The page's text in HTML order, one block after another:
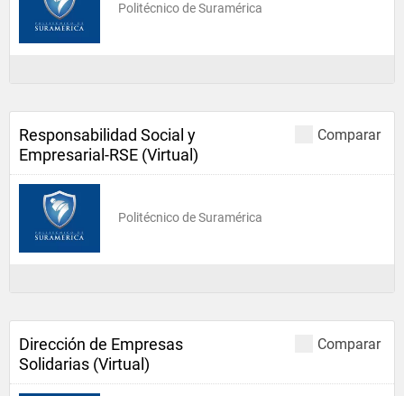
Politécnico de Suramérica
Comparar
Responsabilidad Social y
Empresarial-RSE (Virtual)
Politécnico de Suramérica
Comparar
Dirección de Empresas
Solidarias (Virtual)